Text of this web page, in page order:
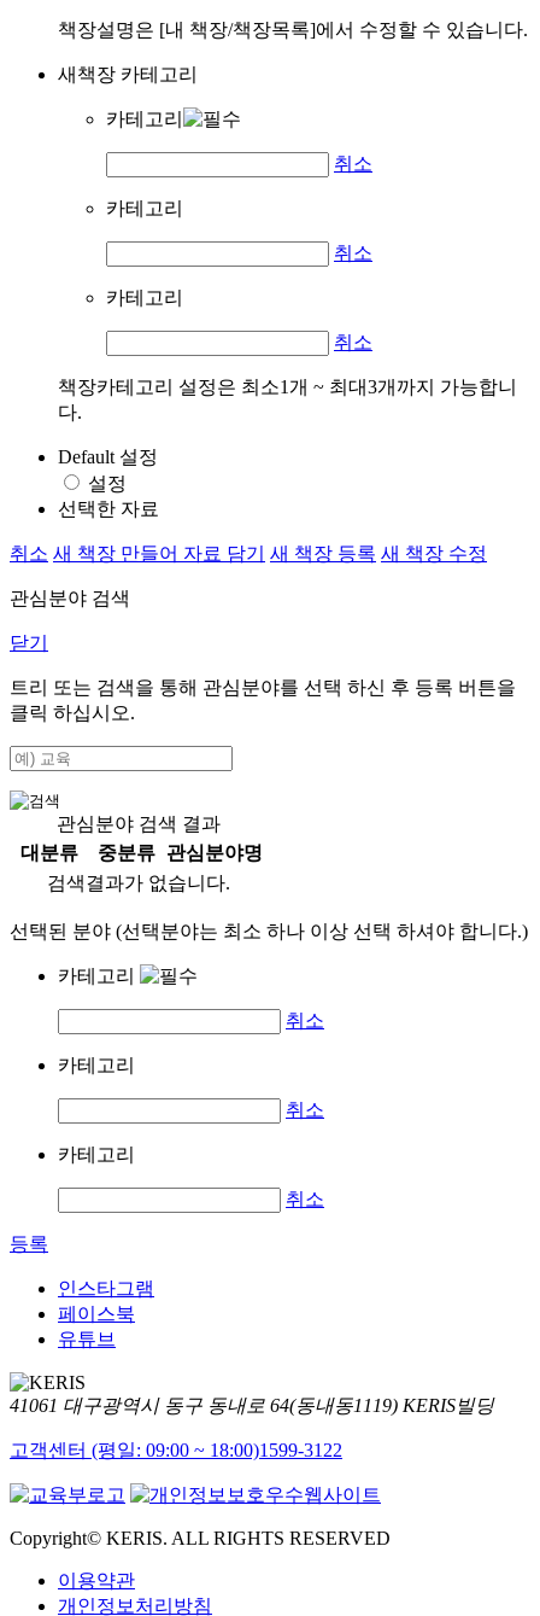
책장설명은 [내 책장/책장목록]에서 수정할 수 있습니다.
새책장 카테고리
카테고리
취소
카테고리
취소
카테고리
취소
책장카테고리 설정은 최소1개 ~ 최대3개까지 가능합니
다.
Default 설정
설정
선택한 자료
취소 새 책장 만들어 자료 담기 새 책장 등록 새 책장 수정
관심분야 검색
닫기
트리 또는 검색을 통해 관심분야를 선택 하신 후 등록 버튼을
클릭 하십시오.
관심분야 검색 결과
대분류
중분류
관심분야명
검색결과가 없습니다.
선택된 분야 (선택분야는 최소 하나 이상 선택 하셔야 합니다.)
카테고리
취소
카테고리
취소
카테고리
취소
등록
인스타그램
페이스북
유튜브
41061 대구광역시 동구 동내로 64(동내동1119) KERIS빌딩
고객센터 (평일: 09:00 ~ 18:00)1599-3122
Copyright© KERIS. ALL RIGHTS RESERVED
이용약관
개인정보처리방침